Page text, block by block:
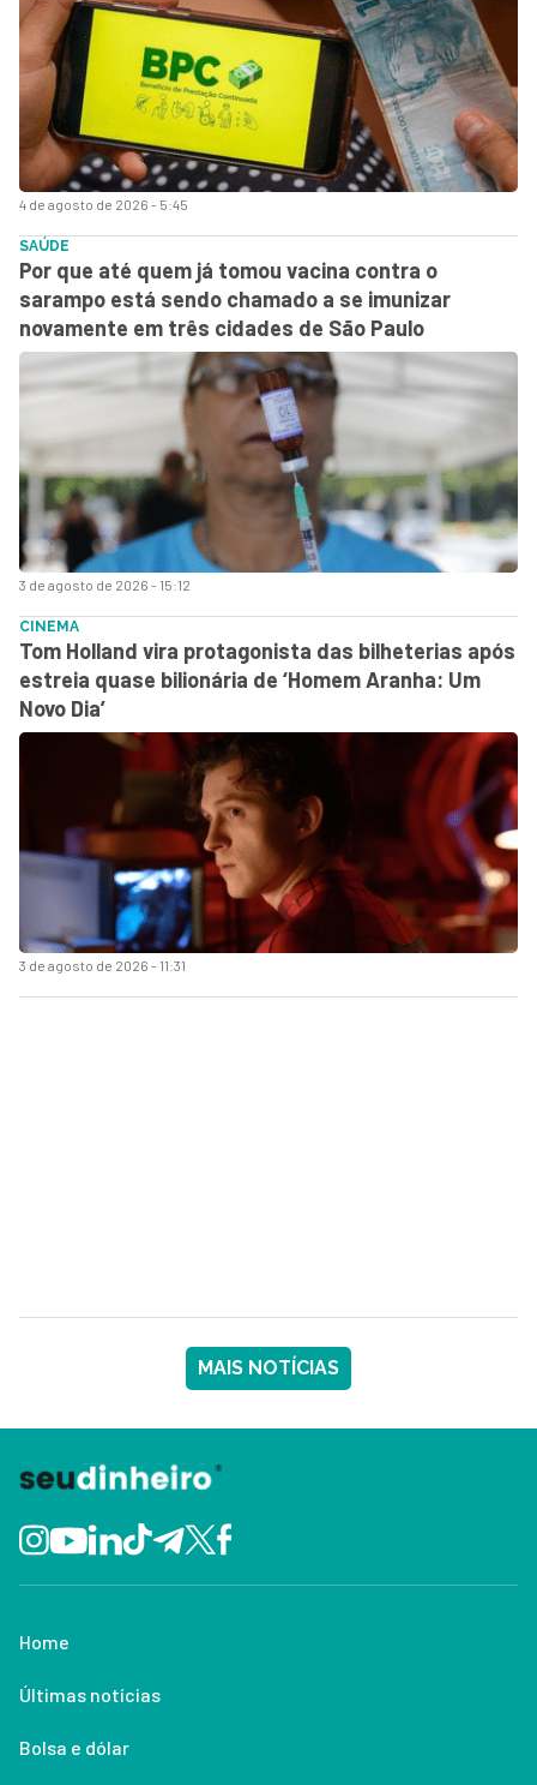
4 de agosto de 2026 - 5:45
3 de agosto de 2026 - 15:12
SAÚDE
Por que até quem já tomou vacina contra o
sarampo está sendo chamado a se imunizar
novamente em três cidades de São Paulo
3 de agosto de 2026 - 11:31
CINEMA
Tom Holland vira protagonista das bilheterias após
estreia quase bilionária de ‘Homem Aranha: Um
Novo Dia’
MAIS NOTÍCIAS
Home
Últimas notícias
Bolsa e dólar